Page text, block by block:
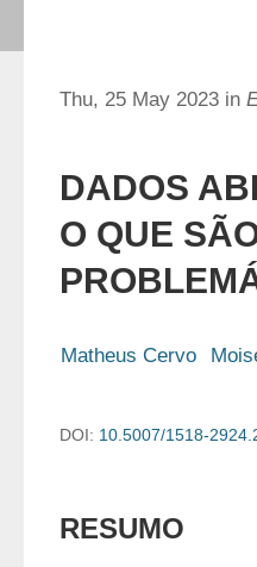
Thu, 25 May 2023 in
DADOS
O QUE
Matheus Cervo
DOI: 10.5007/1518-
RESUMO